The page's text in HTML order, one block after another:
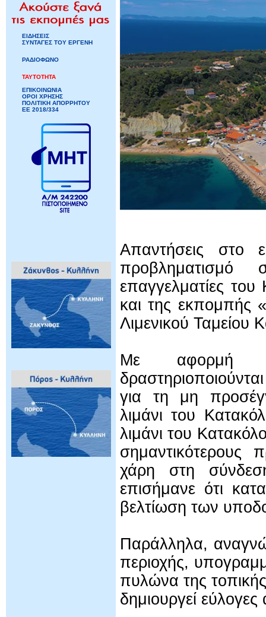
ΕΙΔΗΣΕΙΣ
ΣΥΝΤΑΓΕΣ ΤΟΥ ΕΡΓΕΝΗ
ΡΑΔΙΟΦΩΝΟ
ΤΑΥΤΟΤΗΤΑ
ΕΠΙΚΟΙΝΩΝΙΑ
ΟΡΟΙ ΧΡΗΣΗΣ
ΠΟΛΙΤΙΚΗ ΑΠΟΡΡΗΤΟΥ
ΕΕ 2018/334
Απαντήσεις στο
επαγγελματίες
και της εκπομπής
Λιμενικού Ταμείου
Με αφορμή
για τη μη
λιμάνι του
λιμάνι του
σημαντικότερους
χάρη στη
επισήμανε ότι
βελτίωση των
Παράλληλα,
περιοχής,
πυλώνα της
δημιουργεί